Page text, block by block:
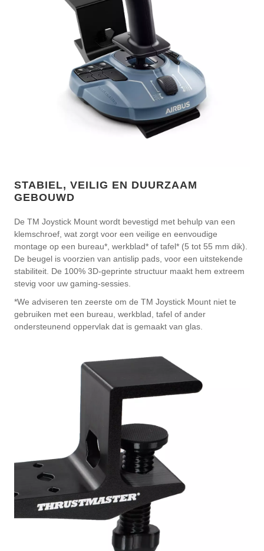
STABIEL, VEILIG EN DUURZAAM
GEBOUWD
De TM Joystick Mount wordt bevestigd met behulp van een
klemschroef, wat zorgt voor een veilige en eenvoudige
montage op een bureau*, werkblad* of tafel* (5 tot 55 mm dik).
De beugel is voorzien van antislip pads, voor een uitstekende
stabiliteit. De 100% 3D-geprinte structuur maakt hem extreem
stevig voor uw gaming-sessies.
*We adviseren ten zeerste om de TM Joystick Mount niet te
gebruiken met een bureau, werkblad, tafel of ander
ondersteunend oppervlak dat is gemaakt van glas.